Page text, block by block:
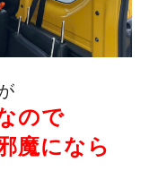
ので
魔になら